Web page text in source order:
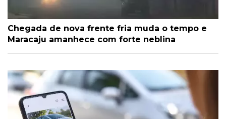
Chegada de nova frente fria muda o tempo e
Maracaju amanhece com forte neblina